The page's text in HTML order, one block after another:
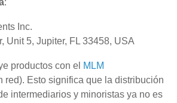
:
Inc.
Unit 5, Jupiter, FL 33458, USA
productos con el MLM
red). Esto significa que la distribución
intermediarios y minoristas ya no es